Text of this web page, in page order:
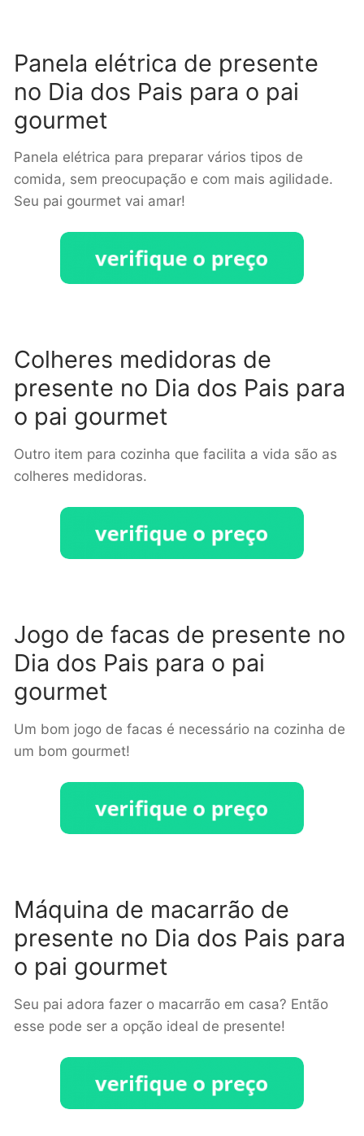
Panela elétrica de presente
no Dia dos Pais para o pai
gourmet
Panela elétrica para preparar vários tipos de
comida, sem preocupação e com mais agilidade.
Seu pai gourmet vai amar!
Colheres medidoras de
presente no Dia dos Pais para
o pai gourmet
Outro item para cozinha que facilita a vida são as
colheres medidoras.
Jogo de facas de presente no
Dia dos Pais para o pai
gourmet
Um bom jogo de facas é necessário na cozinha de
um bom gourmet!
Máquina de macarrão de
presente no Dia dos Pais para
o pai gourmet
Seu pai adora fazer o macarrão em casa? Então
esse pode ser a opção ideal de presente!